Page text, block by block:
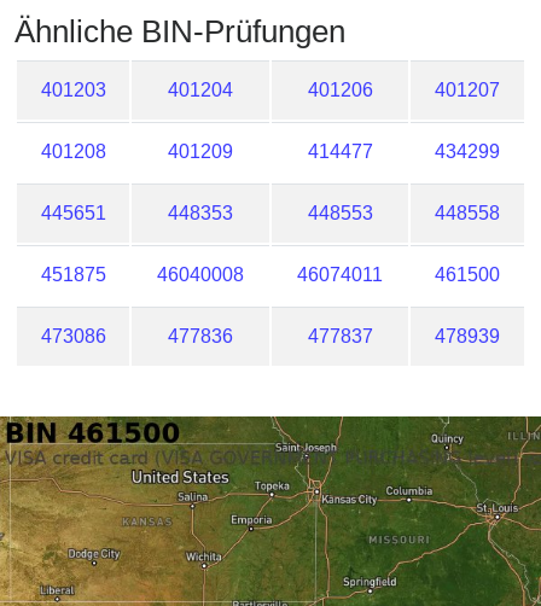
Ähnliche BIN-Prüfungen
401203 401204 401206 401207
401208 401209 414477 434299
445651 448353 448553 448558
451875 46040008 46074011 461500
473086 477836 477837 478939